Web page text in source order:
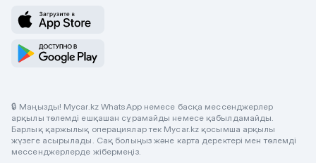
🔒 Маңызды! Mycar.kz WhatsApp немесе басқа мессенджерлер
арқылы төлемді ешқашан сұрамайды немесе қабылдамайды.
Барлық қаржылық операциялар тек Mycar.kz қосымша арқылы
жүзеге асырылады. Сақ болыңыз және карта деректері мен төлемді
мессенджерлерде жібермеңіз.